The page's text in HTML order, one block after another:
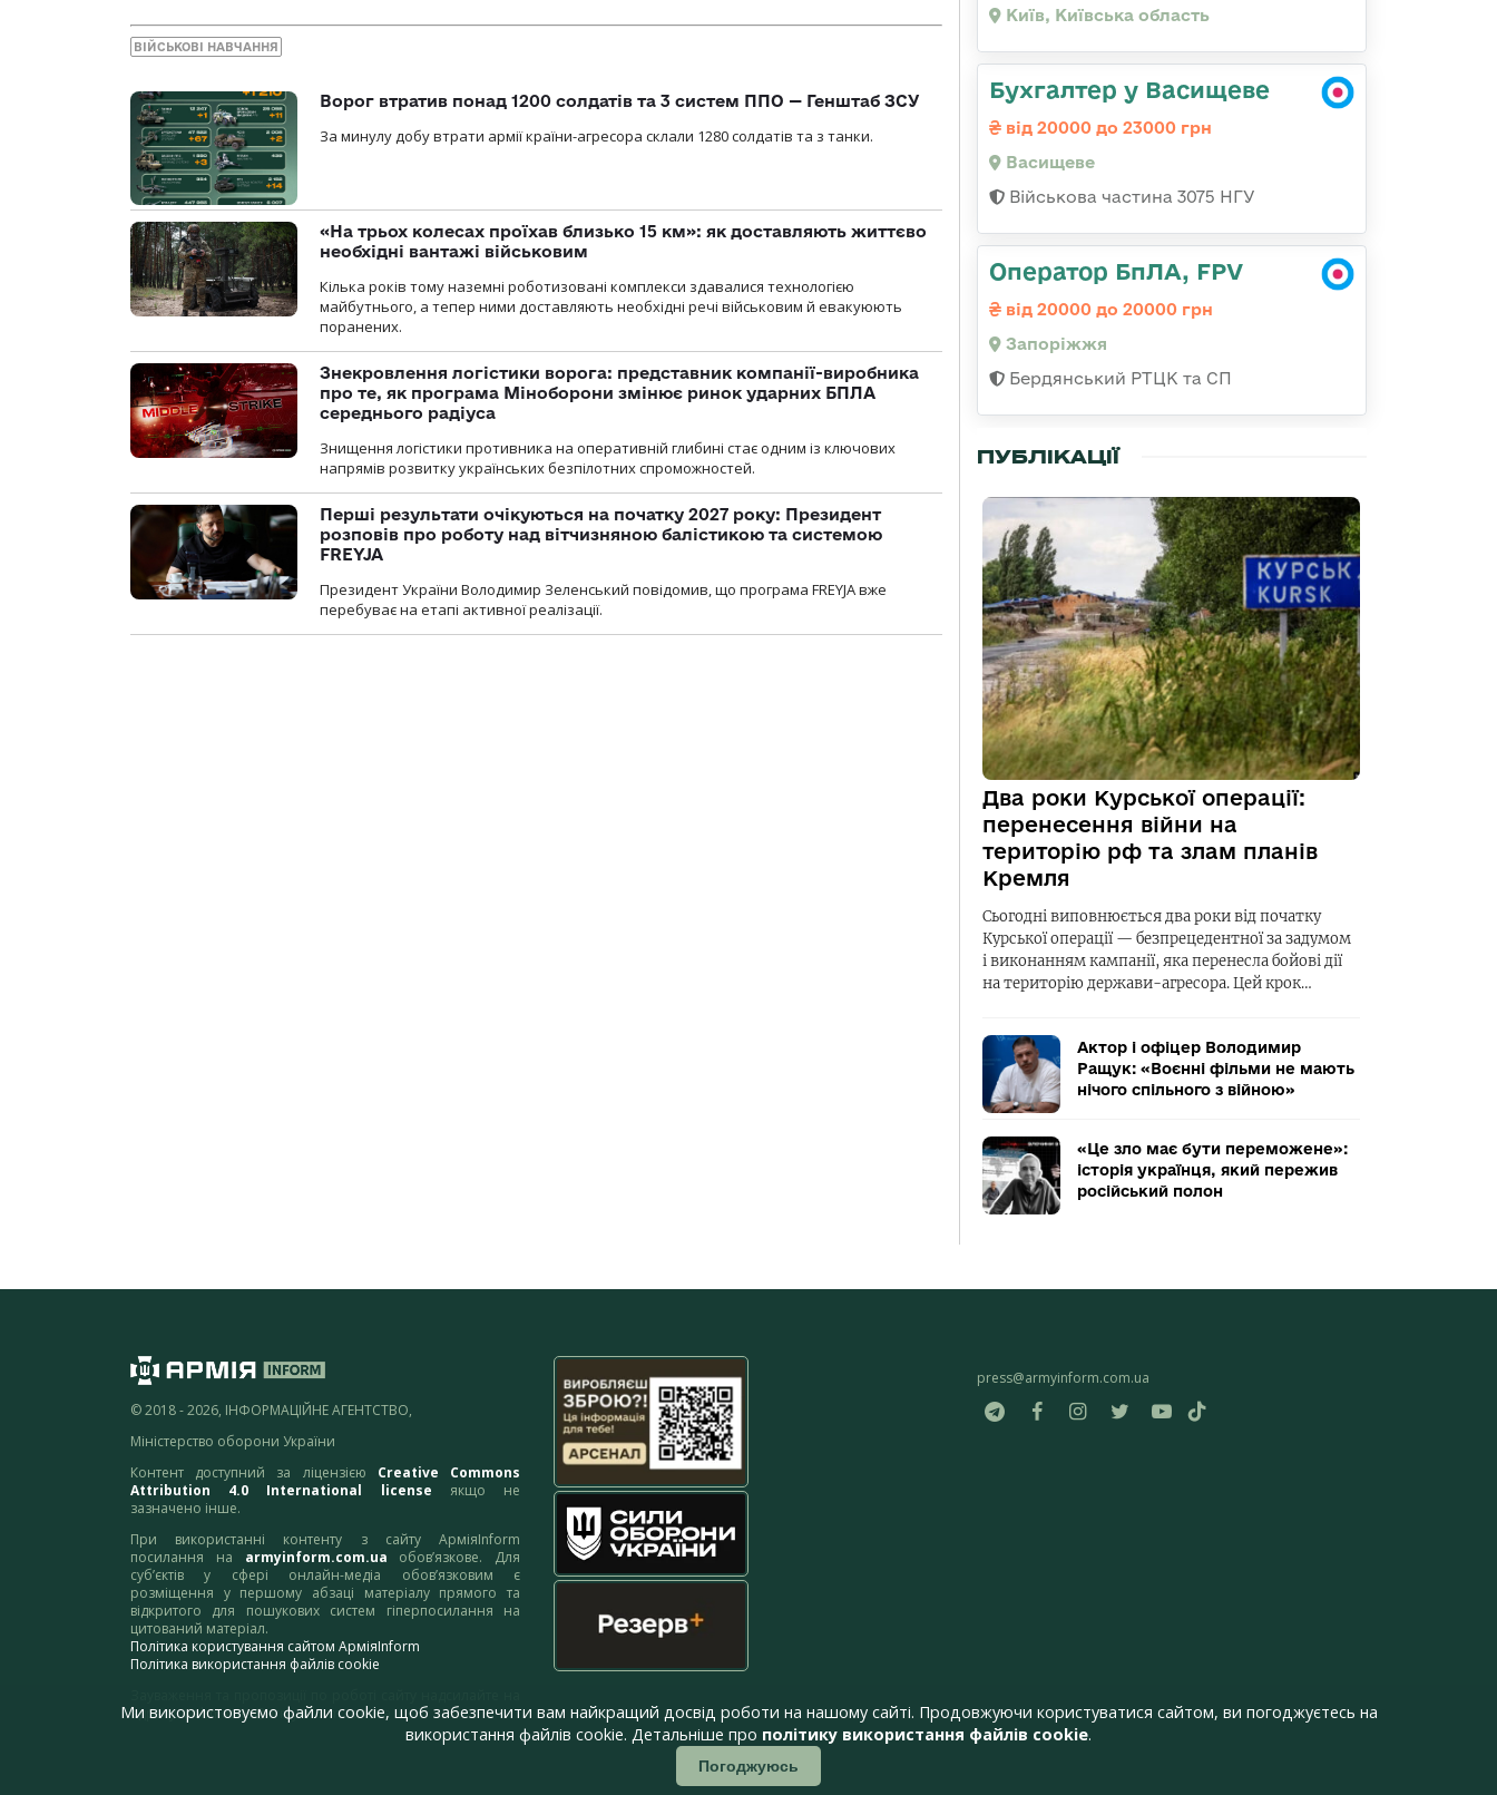
ВІЙСЬКОВІ НАВЧАННЯ
Ворог втратив понад 1200 солдатів та 3 систем ППО — Генштаб ЗСУ
За минулу добу втрати армії країни-агресора склали 1280 солдатів та з танки.
«На трьох колесах проїхав близько 15 км»: як доставляють життєво
необхідні вантажі військовим
Кілька років тому наземні роботизовані комплекси здавалися технологією
майбутнього, а тепер ними доставляють необхідні речі військовим й евакуюють
поранених.
Знекровлення логістики ворога: представник компанії-виробника
про те, як програма Міноборони змінює ринок ударних БПЛА
середнього радіуса
Знищення логістики противника на оперативній глибині стає одним із ключових
напрямів розвитку українських безпілотних спроможностей.
Перші результати очікуються на початку 2027 року: Президент
розповів про роботу над вітчизняною балістикою та системою
FREYJA
Президент України Володимир Зеленський повідомив, що програма FREYJA вже
перебуває на етапі активної реалізації.
Київ, Київська область
Бухгалтер у Васищеве
від 20000 до 23000 грн
Васищеве
Військова частина 3075 НГУ
Оператор БпЛА, FPV
від 20000 до 20000 грн
Запоріжжя
Бердянський РТЦК та СП
ПУБЛІКАЦІЇ
Два роки Курської операції:
перенесення війни на
територію рф та злам планів
Кремля
Сьогодні виповнюється два роки від початку
Курської операції — безпрецедентної за задумом
і виконанням кампанії, яка перенесла бойові дії
на територію держави-агресора. Цей крок…
Актор і офіцер Володимир
Ращук: «Воєнні фільми не мають
нічого спільного з війною»
«Це зло має бути переможене»:
історія українця, який пережив
російський полон
© 2018 - 2026, ІНФОРМАЦІЙНЕ АГЕНТСТВО,
Міністерство оборони України
Контент доступний за ліцензією Creative Commons
Attribution 4.0 International license якщо не
зазначено інше.
При використанні контенту з сайту АрміяInform
посилання на armyinform.com.ua обов’язкове. Для
суб’єктів у сфері онлайн-медіа обов’язковим є
розміщення у першому абзаці матеріалу прямого та
відкритого для пошукових систем гіперпосилання на
цитований матеріал.
Політика користування сайтом АрміяInform
Політика використання файлів cookie
адресу:webmaster@armyinform.com.ua
press@armyinform.com.ua
Ми використовуємо файли cookie, щоб забезпечити вам найкращий досвід роботи на нашому сайті. Продовжуючи користуватися сайтом, ви погоджуєтесь на
використання файлів cookie. Детальніше про політику використання файлів cookie.
Погоджуюсь